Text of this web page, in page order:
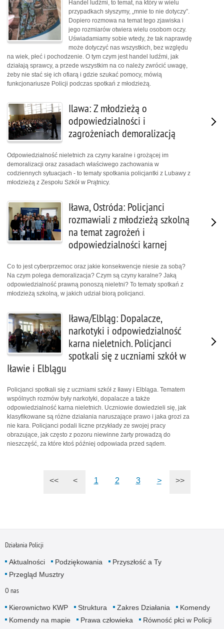
Handel ludźmi, to temat, na który w wielu
przypadkach słyszymy, „mnie to nie dotyczy”.
Dopiero rozmowa na temat tego zjawiska i
jego rozmiarów otwiera wielu osobom oczy.
Uświadamiamy sobie wtedy, że tak naprawdę
może dotyczyć nas wszystkich, bez względu
na wiek, płeć i pochodzenie. O tym czym jest handel ludźmi, jak
działają sprawcy, a przede wszystkim na co należy zwrócić uwagę,
żeby nie stać się ich ofiarą i gdzie szukać pomocy, mówią
funkcjonariusze Policji podczas spotkań z młodzieżą.
Ilawa: Z młodzieżą o
odpowiedzialności i
zagrożeniach demoralizacją
Odpowiedzialność nieletnich za czyny karalne i grożącej im
demoralizacji oraz zasadach właściwego zachowania w
codziennych sytuacjach - to tematy spotkania policjantki z Lubawy z
młodzieżą z Zespołu Szkół w Prątnicy.
Iława, Ostróda: Policjanci
rozmawiali z młodzieżą szkolną
na temat zagrożeń i
odpowiedzialności karnej
Co to jest cyberprzemoc oraz jakie konsekwencje niesie za sobą?
Na czym polega demoralizacja? Czym są czyny karalne? Jaką
odpowiedzialność prawną ponoszą nieletni? To tematy spotkań z
młodzieżą szkolną, w jakich udział biorą policjanci.
Iława/Elbląg: Dopalacze,
narkotyki i odpowiedzialność
karna nieletnich. Policjanci
spotkali się z uczniami szkół w
Iławie i Elblągu
Policjanci spotkali się z uczniami szkół z Iławy i Elbląga. Tematem
wspólnych rozmów były narkotyki, dopalacze a także
odpowiedzialność karna nieletnich. Uczniowie dowiedzieli się, jak
klasyfikowane są różne działania naruszające prawo i jaka grozi za
nie kara. Policjanci podali liczne przykłady ze swojej pracy
obrazujące, jak często z pozoru niewinne żarty prowadzą do
nieszczęść, za które ktoś później odpowiada przed sądem.
<< < 1 2 3 > >>
Działania Policji
Aktualności Podziękowania
Przyszłość a Ty
Przegląd Musztry
O nas
Kierownictwo KWP Struktura Zakres Działania
Komendy
Komendy na mapie
Prawa człowieka Równość płci w Policji